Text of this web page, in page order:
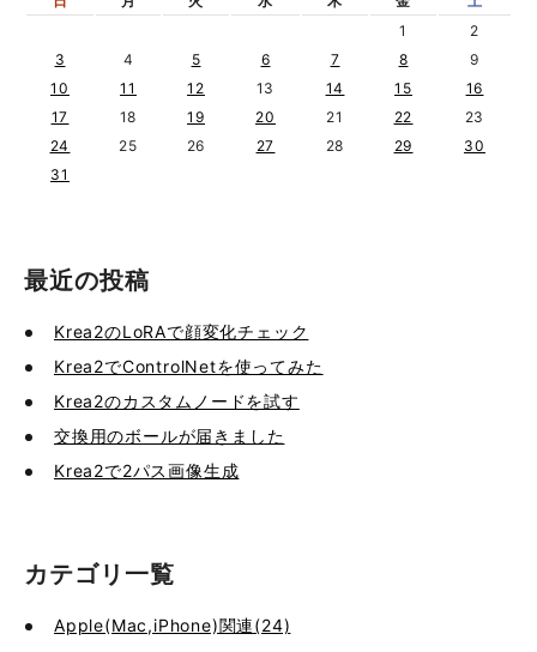
1
2
3
4 5 6 7 8
9
10
11 12 13 14 15
16
17
18 19 20 21 22
23
24
25 26 27 28 29
30
31
最近の投稿
Krea2のLoRAで顔変化チェック
Krea2でControlNetを使ってみた
Krea2のカスタムノードを試す
交換用のボールが届きました
Krea2で2パス画像生成
カテゴリ一覧
Apple(Mac,iPhone)関連(24)